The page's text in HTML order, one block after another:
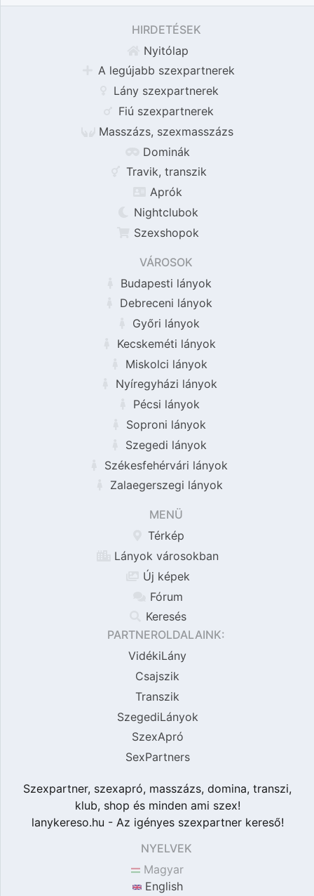
HIRDETÉSEK
Nyitólap
A legújabb szexpartnerek
Lány szexpartnerek
Fiú szexpartnerek
Masszázs, szexmasszázs
Dominák
Travik, transzik
Aprók
Nightclubok
Szexshopok
VÁROSOK
Budapesti lányok
Debreceni lányok
Győri lányok
Kecskeméti lányok
Miskolci lányok
Nyíregyházi lányok
Pécsi lányok
Soproni lányok
Szegedi lányok
Székesfehérvári lányok
Zalaegerszegi lányok
MENÜ
Térkép
Lányok városokban
Új képek
Fórum
Keresés
PARTNEROLDALAINK:
VidékiLány
Csajszik
Transzik
SzegediLányok
SzexApró
SexPartners
Szexpartner, szexapró, masszázs, domina, transzi,
klub, shop és minden ami szex!
lanykereso.hu - Az igényes szexpartner kereső!
NYELVEK
Magyar
English